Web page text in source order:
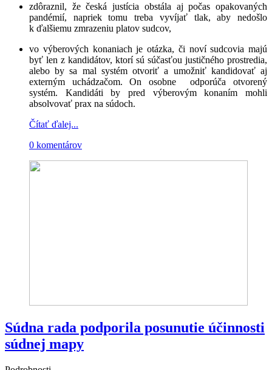
zdôraznil, že česká justícia obstála aj počas opakovaných
pandémií, napriek tomu treba vyvíjať tlak, aby nedošlo
k ďalšiemu zmrazeniu platov sudcov,
vo výberových konaniach je otázka, či noví sudcovia majú
byť len z kandidátov, ktorí sú súčasťou justičného prostredia,
alebo by sa mal systém otvoriť a umožniť kandidovať aj
externým uchádzačom. On osobne odporúča otvorený
systém. Kandidáti by pred výberovým konaním mohli
absolvovať prax na súdoch.
Čítať ďalej...
0 komentárov
Súdna rada podporila posunutie účinnosti
súdnej mapy